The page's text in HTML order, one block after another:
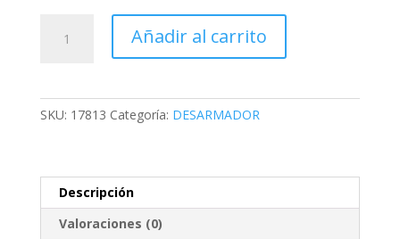
piezas,
Expert
cantidad
Añadir al carrito
SKU: 17813 Categoría: DESARMADOR
Descripción
Valoraciones (0)